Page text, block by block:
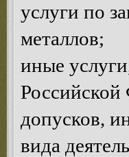
услуги по
металлов;
иные
Российской
допусков,
вида